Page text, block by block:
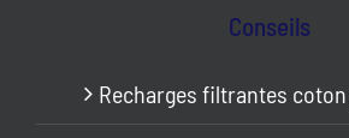
Conseils
Recharges filtrantes